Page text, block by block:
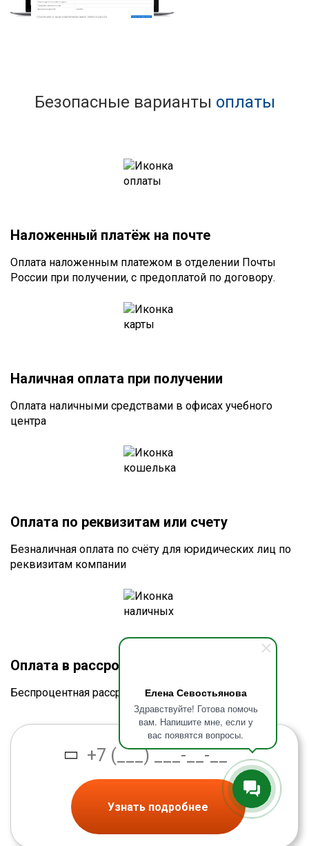
Елена Севостьянова
Здравствуйте! Готова помочь
вам. Напишите мне, если у
вас появятся вопросы.
Безопасные варианты оплаты
Наложенный платёж на почте
Оплата наложенным платежом в отделении Почты
России при получении, с предоплатой по договору.
Наличная оплата при получении
Оплата наличными средствами в офисах учебного
центра
Оплата по реквизитам или счету
Безналичная оплата по счёту для юридических лиц по
реквизитам компании
Оплата в рассрочку без процентов
Беспроцентная рассрочка от банка
Узнать подробнее